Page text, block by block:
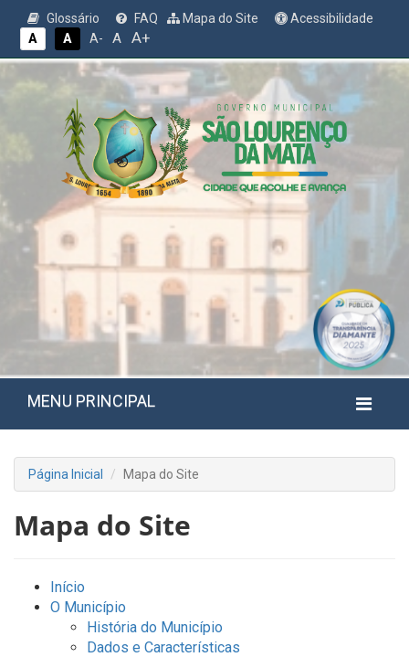
Glossário FAQ Mapa do Site
Acessibilidade
A
A A- A A+
MENU PRINCIPAL
Página Inicial Mapa do Site
Mapa do Site
Início
O Município
História do Município
Dados e Características